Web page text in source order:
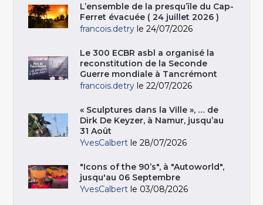
L’ensemble de la presqu’île du Cap-
Ferret évacuée ( 24 juillet 2026 )
francois.detry le 24/07/2026
Le 300 ECBR asbl a organisé la
reconstitution de la Seconde
Guerre mondiale à Tancrémont
francois.detry le 22/07/2026
« Sculptures dans la Ville », … de
Dirk De Keyzer, à Namur, jusqu’au
31 Août
YvesCalbert le 28/07/2026
"Icons of the 90’s", à "Autoworld",
jusqu'au 06 Septembre
YvesCalbert le 03/08/2026